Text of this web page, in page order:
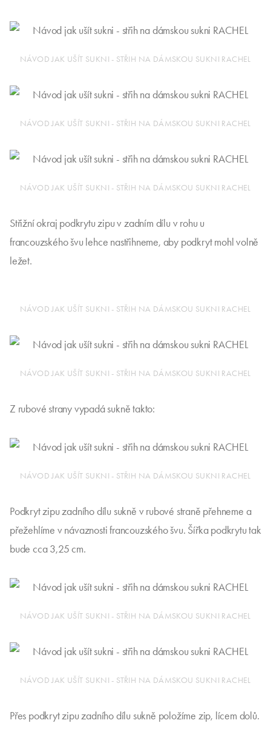
NÁVOD JAK UŠÍT SUKNI - STŘIH NA DÁMSKOU SUKNI RACHEL
NÁVOD JAK UŠÍT SUKNI - STŘIH NA DÁMSKOU SUKNI RACHEL
NÁVOD JAK UŠÍT SUKNI - STŘIH NA DÁMSKOU SUKNI RACHEL
Střižní okraj podkrytu zipu v zadním dílu v rohu u
francouzského švu lehce nastřihneme, aby podkryt mohl volně
ležet.
NÁVOD JAK UŠÍT SUKNI - STŘIH NA DÁMSKOU SUKNI RACHEL
NÁVOD JAK UŠÍT SUKNI - STŘIH NA DÁMSKOU SUKNI RACHEL
Z rubové strany vypadá sukně takto:
NÁVOD JAK UŠÍT SUKNI - STŘIH NA DÁMSKOU SUKNI RACHEL
Podkryt zipu zadního dílu sukně v rubové straně přehneme a
přežehlíme v návaznosti francouzského švu. Šířka podkrytu tak
bude cca 3,25 cm.
NÁVOD JAK UŠÍT SUKNI - STŘIH NA DÁMSKOU SUKNI RACHEL
NÁVOD JAK UŠÍT SUKNI - STŘIH NA DÁMSKOU SUKNI RACHEL
Přes podkryt zipu zadního dílu sukně položíme zip, lícem dolů.